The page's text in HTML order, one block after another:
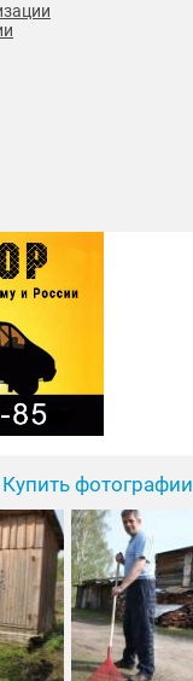
Купить фотографии